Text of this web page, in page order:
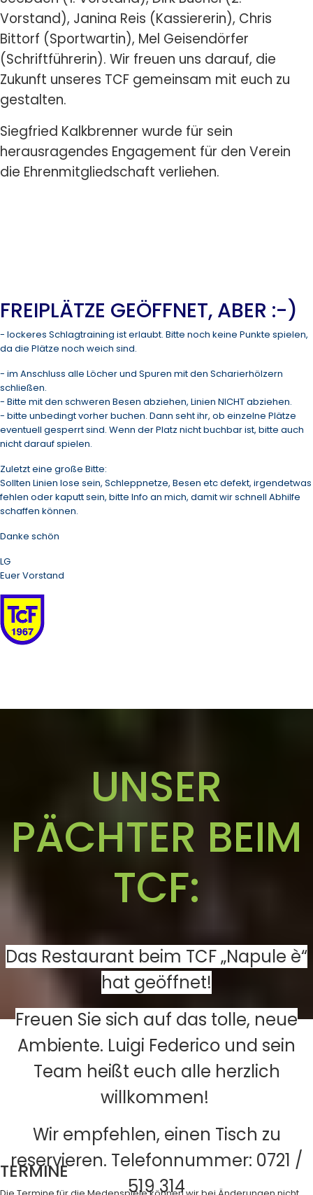
Vorstand), Janina Reis (Kassiererin), Chris
Bittorf (Sportwartin), Mel Geisendörfer
(Schriftführerin). Wir freuen uns darauf, die
Zukunft unseres TCF gemeinsam mit euch zu
gestalten.
Siegfried Kalkbrenner wurde für sein
herausragendes Engagement für den Verein
die Ehrenmitgliedschaft verliehen.
FREIPLÄTZE GEÖFFNET, ABER :-)
- lockeres Schlagtraining ist erlaubt. Bitte noch keine Punkte spielen,
da die Plätze noch weich sind.
- im Anschluss alle Löcher und Spuren mit den Scharierhölzern
schließen.
- ⁠Bitte mit den schweren Besen abziehen, Linien NICHT abziehen.
- ⁠bitte unbedingt vorher buchen. Dann seht ihr, ob einzelne Plätze
eventuell gesperrt sind. Wenn der Platz nicht buchbar ist, bitte auch
nicht darauf spielen.
Zuletzt eine große Bitte:
Sollten Linien lose sein, Schleppnetze, Besen etc defekt, irgendetwas
fehlen oder kaputt sein, bitte Info an mich, damit wir schnell Abhilfe
schaffen können.
Danke schön
LG
Euer Vorstand
UNSER
PÄCHTER BEIM
TCF:
Das Restaurant beim TCF „Napule è“
hat geöffnet!
Freuen Sie sich auf das tolle, neue
Ambiente. Luigi Federico und sein
Team heißt euch alle herzlich
willkommen!
Wir empfehlen, einen Tisch zu
reservieren. Telefonnummer: 0721 /
519 314
TERMINE